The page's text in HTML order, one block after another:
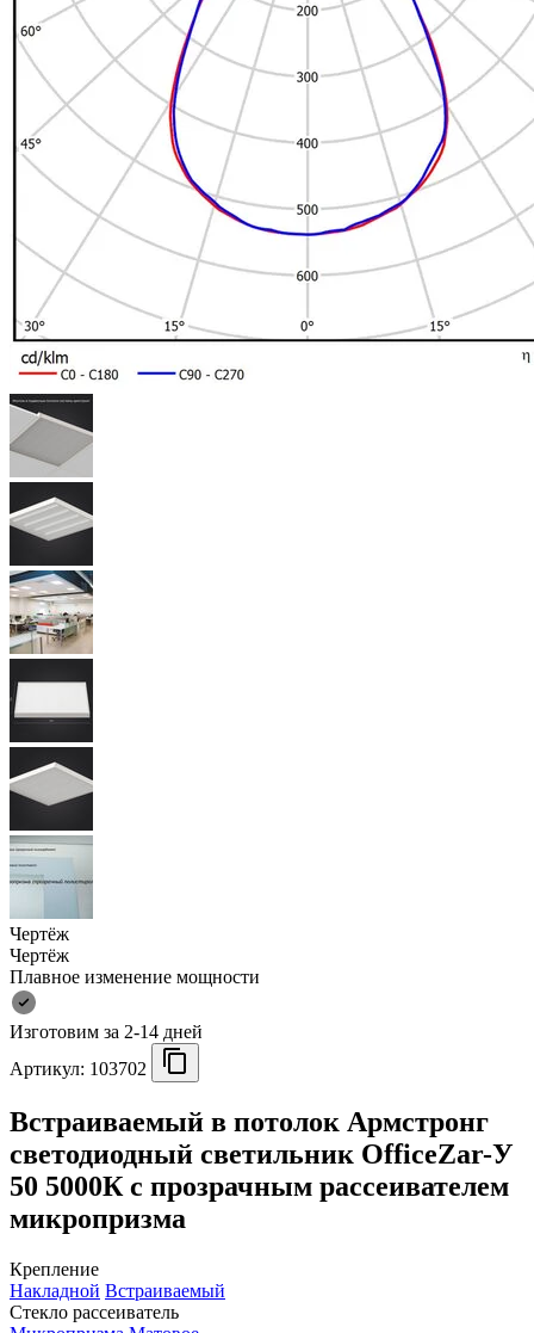
Чертёж
Чертёж
Плавное изменение мощности
Изготовим за 2-14 дней
Артикул: 103702
Встраиваемый в потолок Армстронг
светодиодный светильник OfficeZar-У
50 5000К с прозрачным рассеивателем
микропризма
Крепление
Накладной Встраиваемый
Стекло рассеиватель